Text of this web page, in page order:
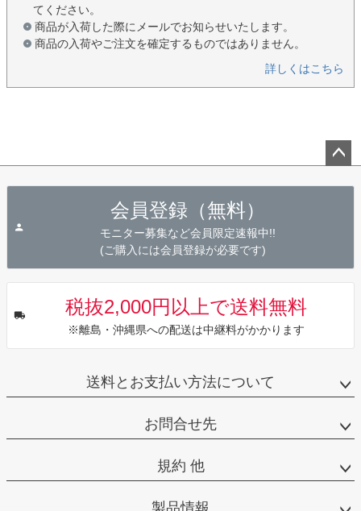
てください。
商品が入荷した際にメールでお知らせいたします。
商品の入荷やご注文を確定するものではありません。
詳しくはこちら
会員登録（無料）
モニター募集など会員限定速報中!!
(ご購入には会員登録が必要です)
税抜2,000円以上で送料無料
※離島・沖縄県への配送は中継料がかかります
送料とお支払い方法について
お問合せ先
規約 他
製品情報